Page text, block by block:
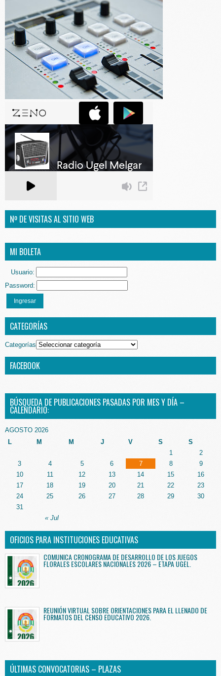
Nº DE VISITAS AL SITIO WEB
MI BOLETA
Usuario:
Password:
Ingresar
CATEGORÍAS
Categorías
FACEBOOK
BÚSQUEDA DE PUBLICACIONES PASADAS POR MES Y DÍA –
CALENDARIO:
AGOSTO 2026
L
M M J V S S
« Jul
1
2
3
4 5 6 7 8
9
10
11 12 13 14 15
16
17
18 19 20 21 22
23
24
25 26 27 28 29
30
31
OFICIOS PARA INSTITUCIONES EDUCATIVAS
COMUNICA CRONOGRAMA DE DESARROLLO DE LOS JUEGOS
FLORALES ESCOLARES NACIONALES 2026 – ETAPA UGEL.
REUNIÓN VIRTUAL SOBRE ORIENTACIONES PARA EL LLENADO DE
FORMATOS DEL CENSO EDUCATIVO 2026.
ÚLTIMAS CONVOCATORIAS – PLAZAS